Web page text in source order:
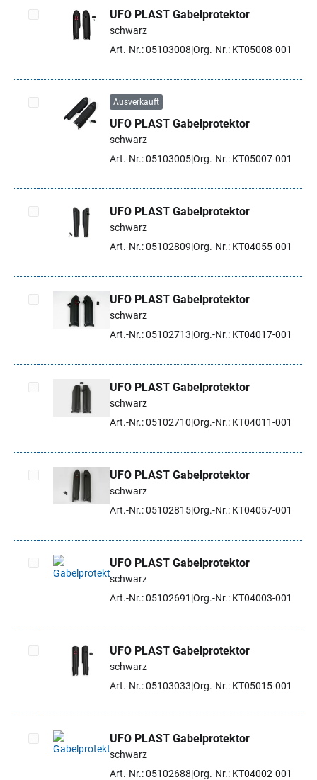
Artikel auswählen
UFO PLAST Gabelprotektor
schwarz
Art.-Nr.: 05103008 Org.-Nr.: KT05008-001
Artikel auswählen
Ausverkauft
UFO PLAST Gabelprotektor
schwarz
Art.-Nr.: 05103005Org.-Nr.: KT05007-001
Artikel auswählen
UFO PLAST Gabelprotektor
schwarz
Art.-Nr.: 05102809 Org.-Nr.: KT04055-001
Artikel auswählen
UFO PLAST Gabelprotektor
schwarz
Art.-Nr.: 05102713 Org.-Nr.: KT04017-001
Artikel auswählen
UFO PLAST Gabelprotektor
schwarz
Art.-Nr.: 05102710 Org.-Nr.: KT04011-001
Artikel auswählen
UFO PLAST Gabelprotektor
schwarz
Art.-Nr.: 05102815Org.-Nr.: KT04057-001
Artikel auswählen
UFO PLAST Gabelprotektor
schwarz
Art.-Nr.: 05102691 Org.-Nr.: KT04003-001
Artikel auswählen
UFO PLAST Gabelprotektor
schwarz
Art.-Nr.: 05103033 Org.-Nr.: KT05015-001
Artikel auswählen
UFO PLAST Gabelprotektor
schwarz
Art.-Nr.: 05102688 Org.-Nr.: KT04002-001